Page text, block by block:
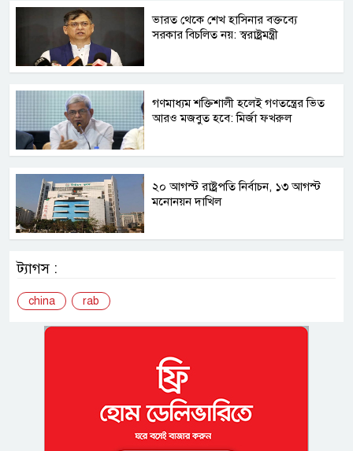
ভারত থেকে শেখ হাসিনার বক্তব্যে
সরকার বিচলিত নয়: স্বরাষ্ট্রমন্ত্রী
গণমাধ্যম শক্তিশালী হলেই গণতন্ত্রের ভিত
আরও মজবুত হবে: মির্জা ফখরুল
২০ আগস্ট রাষ্ট্রপতি নির্বাচন, ১৩ আগস্ট
মনোনয়ন দাখিল
ট্যাগস :
china rab